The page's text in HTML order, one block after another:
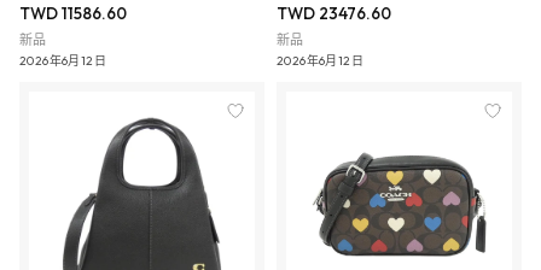
TWD 11586.60
新品
2026年6月12日
TWD 23476.60
新品
2026年6月12日